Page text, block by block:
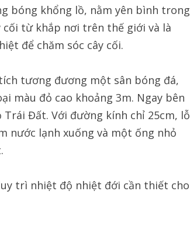
bóng khổng lồ, nằm yên bình trong
cối từ khắp nơi trên thế giới và là
để chăm sóc cây cối.
tương đương một sân bóng đá,
màu đỏ cao khoảng 3m. Ngay bên
Đất. Với đường kính chỉ 25cm, lỗ
nước lạnh xuống và một ống nhỏ
trì nhiệt độ nhiệt đới cần thiết cho